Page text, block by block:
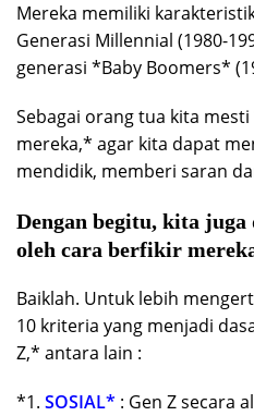
Mereka memiliki
Generasi Millennial (1980-
generasi *Baby Boomers*
Sebagai orang tua kita
mereka,* agar kita dapat
mendidik, memberi saran
Dengan begitu, kita
oleh cara berfikir
Baiklah. Untuk lebih
10 kriteria yang menjadi
Z,* antara lain :
*1. SOSIAL* : Gen Z secara